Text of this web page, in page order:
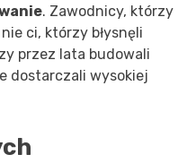
. Zawodnicy, którzy
ci, którzy błysnęli
przez lata budowali
dostarczali wysokiej